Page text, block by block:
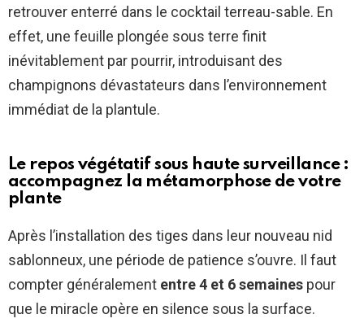
retrouver enterré dans le cocktail terreau-sable. En
effet, une feuille plongée sous terre finit
inévitablement par pourrir, introduisant des
champignons dévastateurs dans l’environnement
immédiat de la plantule.
Le repos végétatif sous haute surveillance :
accompagnez la métamorphose de votre
plante
Après l’installation des tiges dans leur nouveau nid
sablonneux, une période de patience s’ouvre. Il faut
compter généralement entre 4 et 6 semaines pour
que le miracle opère en silence sous la surface.